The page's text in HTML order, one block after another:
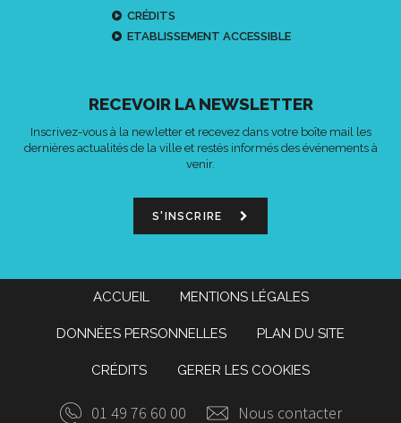
CRÉDITS
ETABLISSEMENT ACCESSIBLE
RECEVOIR LA NEWSLETTER
Inscrivez-vous à la newletter et recevez dans votre boîte mail les
dernières actualités de la ville et restés informés des événements à
venir.
S'INSCRIRE
ACCUEIL MENTIONS LÉGALES
DONNÉES PERSONNELLES PLAN DU SITE
CRÉDITS GERER LES COOKIES
01 49 76 60 00 Nous contacter